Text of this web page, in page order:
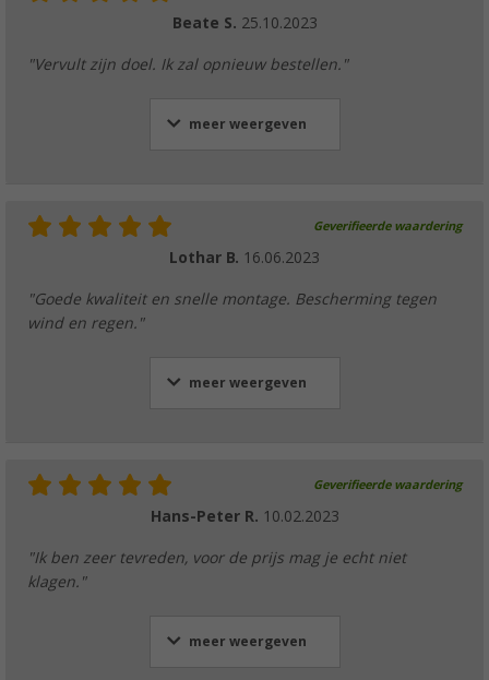
Beate S. 25.10.2023
"Vervult zijn doel. Ik zal opnieuw bestellen."
meer weergeven
Geverifieerde waardering
Lothar B. 16.06.2023
"Goede kwaliteit en snelle montage. Bescherming tegen
wind en regen."
meer weergeven
Geverifieerde waardering
Hans-Peter R. 10.02.2023
"Ik ben zeer tevreden, voor de prijs mag je echt niet
klagen."
meer weergeven